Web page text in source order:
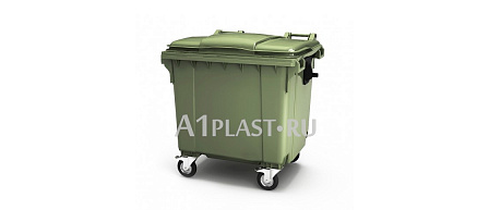
Под заказ
крышка в крышке